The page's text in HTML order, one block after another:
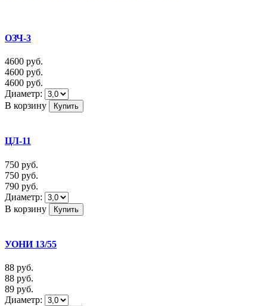
ОЗЧ-3
4600 руб.
4600 руб.
4600 руб.
Диаметр:
В корзину
ЦЛ-11
750 руб.
750 руб.
790 руб.
Диаметр:
В корзину
УОНИ 13/55
88 руб.
88 руб.
89 руб.
Диаметр: